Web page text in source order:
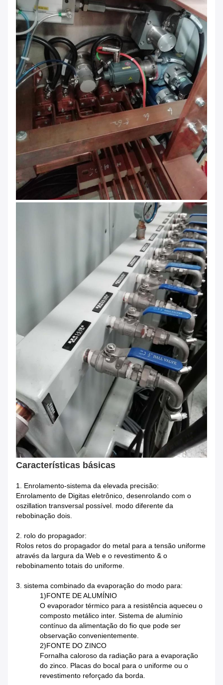
Características básicas
1. Enrolamento-sistema da elevada precisão:
Enrolamento de Digitas eletrônico, desenrolando com o
oszillation transversal possível. modo diferente da
rebobinação dois.
2. rolo do propagador:
Rolos retos do propagador do metal para a tensão uniforme
através da largura da Web e o revestimento & o
rebobinamento totais do uniforme.
3. sistema combinado da evaporação do modo para:
1)FONTE DE ALUMÍNIO
O evaporador térmico para a resistência aqueceu o
composto metálico inter. Sistema de alumínio
contínuo da alimentação do fio que pode ser
observação convenientemente.
2)FONTE DO ZINCO
Fornalha caloroso da radiação para a evaporação
do zinco. Placas do bocal para o uniforme ou o
revestimento reforçado da borda.